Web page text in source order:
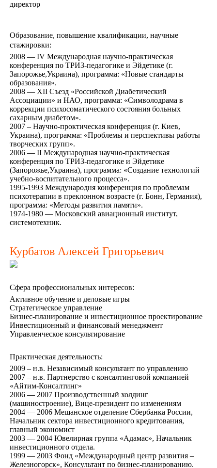
директор
Образование, повышение квалификации, научные
стажировки:
2008 — IV Международная научно-практическая
конференция по ТРИЗ-педагогике и Эйдетике (г.
Запорожье,Украина), программа: «Новые стандарты
образования».
2008 — ХII Съезд «Российской Диабетический
Ассоциации» и НАО, программа: «Символодрама в
коррекции психосоматического состояния больных
сахарным диабетом».
2007 – Научно-проктическая конференция (г. Киев,
Украина), программа: «Проблемы и перспективы работы
творческих групп».
2006 — II Международная научно-практическая
конференция по ТРИЗ-педагогике и Эйдетике
(Запорожье,Украина), программа: «Создание технологий
учебно-воспитательного процесса».
1995-1993 Международня конференция по проблемам
психотерапии в преклонном возрасте (г. Бонн, Германия),
программа: «Методы развития памяти».
1974-1980 — Московский авиационный институт,
системотехник.
Курбатов Алексей Григорьевич
Сфера профессиональных интересов:
Активное обучение и деловые игры
Стратегическое управление
Бизнес-планирование и инвестиционное проектирование
Инвестиционный и финансовый менеджмент
Управленческое консультирование
Практическая деятельность:
2009 – н.в. Независимый консультант по управлению
2007 – н.в. Партнерство с консалтинговой компанией
«Айтим-Консалтинг»
2006 — 2007 Производственный холдинг
(машиностроение), Вице-президент по изменениям
2004 — 2006 Мещанское отделение Сбербанка России,
Начальник сектора инвестиционного кредитования,
главный экономист
2003 — 2004 Ювелирная группа «Адамас», Начальник
инвестиционного отдела.
1999 — 2003 Фонд «Международный центр развития –
Железногорск», Консультант по бизнес-планированию.